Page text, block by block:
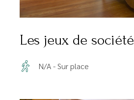
Les jeux de société
N/A - Sur place